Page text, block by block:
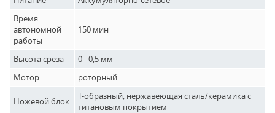
Время
автономной
работы
150 мин
Высота среза
0 - 0,5 мм
Мотор
роторный
Ножевой блок
T-образный, нержавеющая сталь/керамика с
титановым покрытием